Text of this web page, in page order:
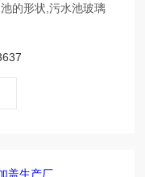
的形状,污水池玻璃